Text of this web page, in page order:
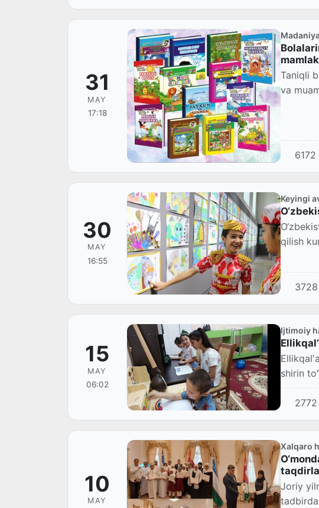
31
MAY
17:18
Taniqli
va
6172
30
MAY
16:55
Keyingi
qilish
3728
15
MAY
06:02
Ijtimoiy
shirin
2772
10
MAY
Xalqaro
Joriy
tadbirda